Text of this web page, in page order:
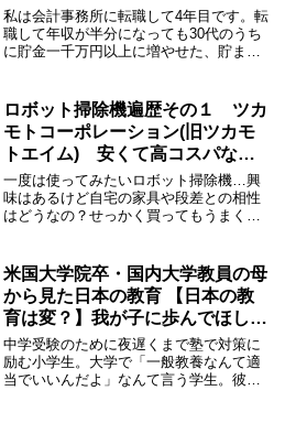
私は会計事務所に転職して4年目です。転
職して年収が半分になっても30代のうち
に貯金一千万円以上に増やせた、貯まる
します。貯まる体質 継続のコツ会計事務
所ってマネー雑誌の...
ロボット掃除機遍歴その１ ツカ
モトコーポレーション(旧ツカモ
トエイム) 安くて高コスパな機
種
一度は使ってみたいロボット掃除機…興
味はあるけど自宅の家具や段差との相性
はどうなの？せっかく買ってもうまく使
った感想です。
米国大学院卒・国内大学教員の母
から見た日本の教育 【日本の教
育は変？】我が子に歩んでほしい
道は？
中学受験のために夜遅くまで塾で対策に
励む小学生。大学で「一般教養なんて適
当でいいんだよ」なんて言う学生。彼ら